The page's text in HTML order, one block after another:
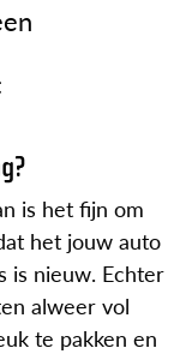
is het fijn om
het jouw auto
is nieuw. Echter
alweer vol
te pakken en